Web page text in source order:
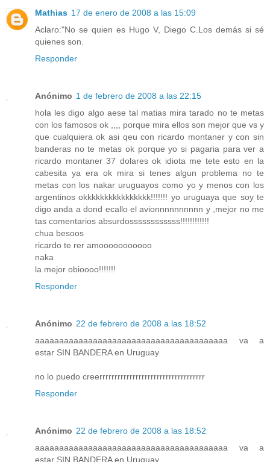
Mathias 17 de enero de 2008 a las 15:09
Aclaro:"No se quien es Hugo V, Diego C.Los demás si sé
quienes son.
Responder
Anónimo 1 de febrero de 2008 a las 22:15
hola les digo algo aese tal matias mira tarado no te metas
con los famosos ok ,,,, porque mira ellos son mejor que vs y
que cualquiera ok asi qeu con ricardo montaner y con sin
banderas no te metas ok porque yo si pagaria para ver a
ricardo montaner 37 dolares ok idiota me tete esto en la
cabesita ya era ok mira si tenes algun problema no te
metas con los nakar uruguayos como yo y menos con los
argentinos okkkkkkkkkkkkkkkk!!!!!!! yo uruguaya que soy te
digo anda a dond ecallo el avionnnnnnnnnn y ,mejor no me
tas comentarios absurdossssssssssss!!!!!!!!!!!!
chua besoos
ricardo te rer amooooooooooo
naka
la mejor obioooo!!!!!!!
Responder
Anónimo 22 de febrero de 2008 a las 18:52
aaaaaaaaaaaaaaaaaaaaaaaaaaaaaaaaaaaaaaaa va a
estar SIN BANDERA en Uruguay
no lo puedo creerrrrrrrrrrrrrrrrrrrrrrrrrrrrrrrrrrr
Responder
Anónimo 22 de febrero de 2008 a las 18:52
aaaaaaaaaaaaaaaaaaaaaaaaaaaaaaaaaaaaaaaa va a
estar SIN BANDERA en Uruguay